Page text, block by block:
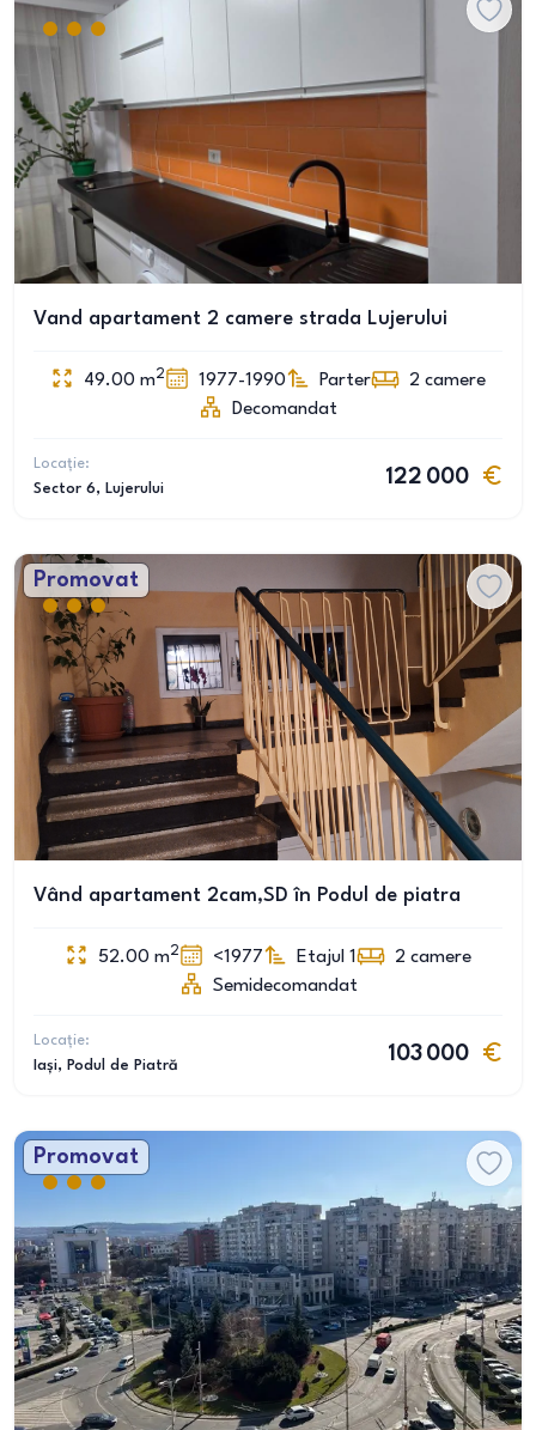
Vand apartament 2 camere strada Lujerului
49.00 m2 1977-1990 Parter 2 camere
Decomandat
Locație:
Sector 6, Lujerului
122 000
Promovat
Vând apartament 2cam,SD în Podul de piatra
52.00 m2 <1977 Etajul 1 2 camere
Semidecomandat
Locație:
Iași, Podul de Piatră
103 000
Promovat